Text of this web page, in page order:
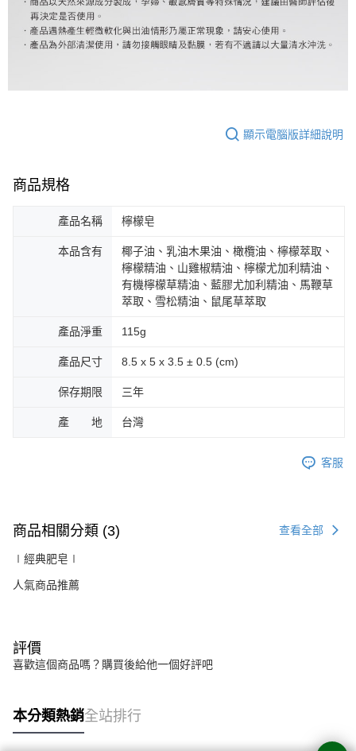
顯示電腦版詳細說明
商品規格
產品名稱 檸檬皂
本品含有
椰子油、乳油木果油、橄欖油、檸檬萃取、
檸檬精油、山雞椒精油、檸檬尤加利精油、
有機檸檬草精油、藍膠尤加利精油、馬鞭草
萃取、雪松精油、鼠尾草萃取
產品淨重 115g
產品尺寸 8.5 x 5 x 3.5 ± 0.5 (cm)
保存期限 三年
產 地 台灣
客服
商品相關分類 (3) 查看全部
∣經典肥皂∣
人氣商品推薦
評價
喜歡這個商品嗎？購買後給他一個好評吧
本分類熱銷全站排行